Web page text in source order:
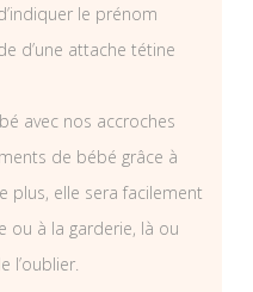
le prénom
d’une attache tétine
avec nos accroches
de bébé grâce à
plus, elle sera facilement
ou à la garderie, là ou
l’oublier.